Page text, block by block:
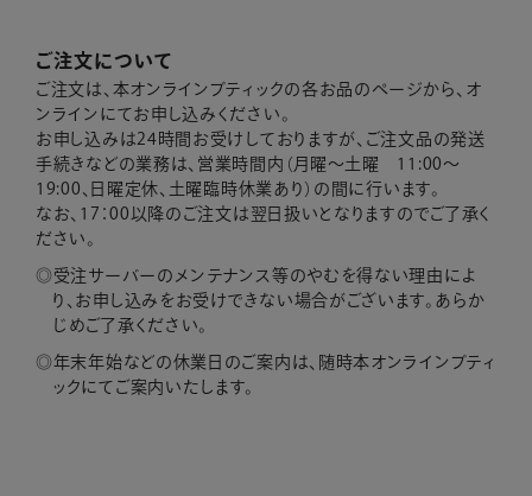
ご注文について
ご注文は、本オンラインブティックの各お品のページから、オ
ンラインにてお申し込みください。
お申し込みは24時間お受けしておりますが、ご注文品の発送
手続きなどの業務は、営業時間内 （月曜～土曜 11:00～
19:00、日曜定休、土曜臨時休業あり）の間に行います。
なお、17：00以降のご注文は翌日扱いとなりますのでご了承く
ださい。
受注サーバーのメンテナンス等のやむを得ない理由によ
り、お申し込みをお受けできない場合がございます。あらか
じめご了承ください。
年末年始などの休業日のご案内は、随時本オンラインブティ
ックにてご案内いたします。